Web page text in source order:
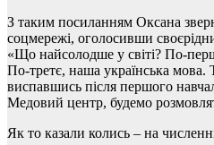
З таким посиланням Оксана
соцмережі, оголосивши
«Що найсолодше у світі? По-
По-третє, наша українська мова.
виспавшись після першого
Медовий центр, будемо
Як то казали колись – на